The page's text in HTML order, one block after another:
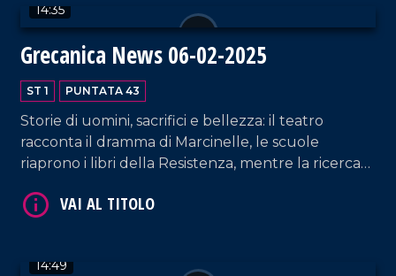
14:35
Grecanica News 06-02-2025
ST 1 PUNTATA 43
Storie di uomini, sacrifici e bellezza: il teatro
racconta il dramma di Marcinelle, le scuole
riaprono i libri della Resistenza, mentre la ricerca
più belli della Calabria Greca.
14:49
VAI AL TITOLO